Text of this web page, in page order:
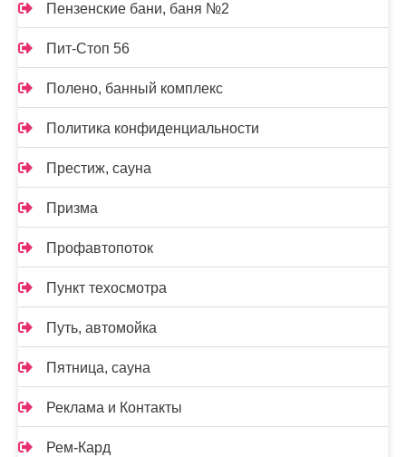
Пензенские бани, баня №2
Пит-Стоп 56
Полено, банный комплекс
Политика конфиденциальности
Престиж, сауна
Призма
Профавтопоток
Пункт техосмотра
Путь, автомойка
Пятница, сауна
Реклама и Контакты
Рем-Кард